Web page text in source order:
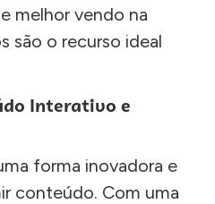
melhor vendo na
são o recurso ideal
Interativo e
forma inovadora e
conteúdo. Com uma